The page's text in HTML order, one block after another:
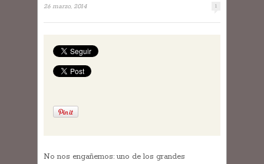
26 marzo, 2014 1
No nos engañemos: uno de los grandes